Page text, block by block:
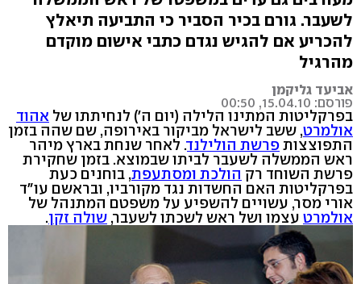
לשעבר. גורם בכיר הסביר כי התביעה תיאלץ
להכריע אם להגיש נגדם כתבי אישום מוקדם
מהרגיל
אביעד גליקמן
פורסם: 15.04.10, 00:50
בפרקליטות המתינו הלילה (יום ה') לנחיתתו של אהוד
אולמרט, ששב לישראל מביקור באירופה, שם שהה בזמן
התפוצצותפרשת הולילנד. לאחר שנחת בארץ מיהר
ראש הממשלה לשעבר לביתו שבמוצא. בזמן שחקירת
פרשת השוחד רק הולכת ומסתעפת, בוחנים כעת
בפרקליטות האם החשדות נגד מקורביו, ובראשם עו"ד
אורי מסר, עשויים להשפיע על משפטם המתנהל של
אולמרט עצמו ושל ראש לשכתו לשעבר, שולה זקן.